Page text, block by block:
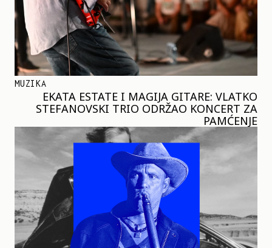
MUZIKA
EKATA ESTATE I MAGIJA GITARE: VLATKO
STEFANOVSKI TRIO ODRŽAO KONCERT ZA
PAMĆENJE